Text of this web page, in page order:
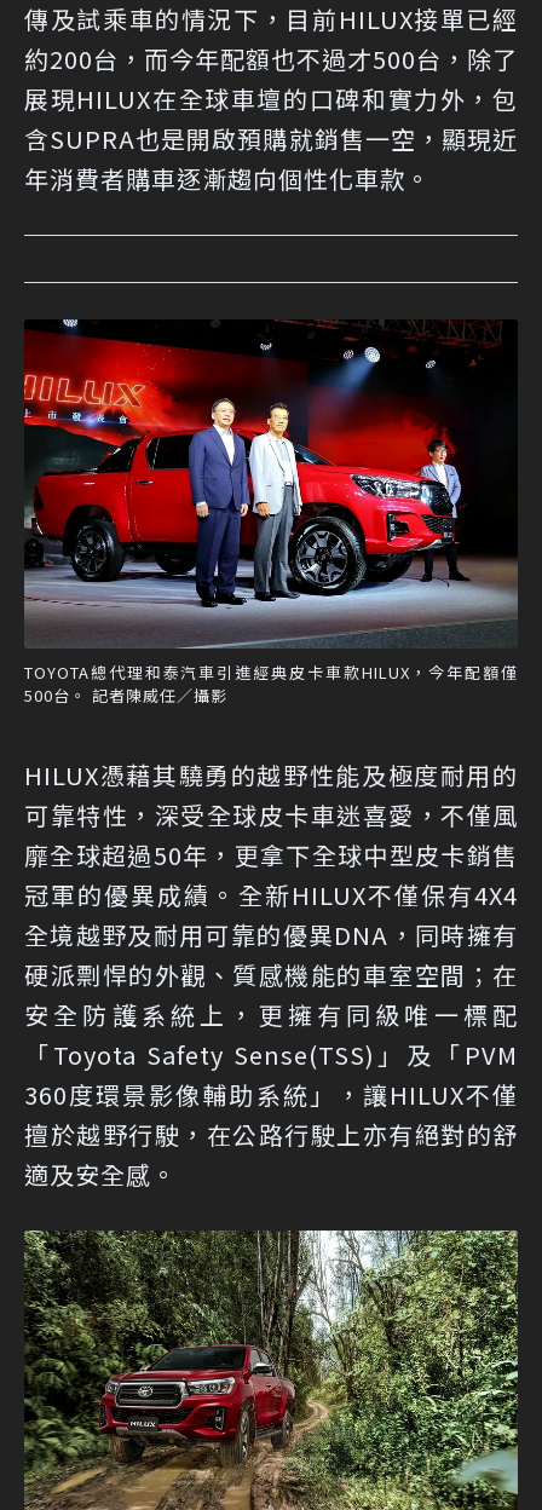
傳及試乘車的情況下，目前HILUX接單已經
約200台，而今年配額也不過才500台，除了
展現HILUX在全球車壇的口碑和實力外，包
含SUPRA也是開啟預購就銷售一空，顯現近
年消費者購車逐漸趨向個性化車款。
TOYOTA總代理和泰汽車引進經典皮卡車款HILUX，今年配額僅
500台。 記者陳威任／攝影
HILUX憑藉其驍勇的越野性能及極度耐用的
可靠特性，深受全球皮卡車迷喜愛，不僅風
靡全球超過50年，更拿下全球中型皮卡銷售
冠軍的優異成績。全新HILUX不僅保有4X4
全境越野及耐用可靠的優異DNA，同時擁有
硬派剽悍的外觀、質感機能的車室空間；在
安全防護系統上，更擁有同級唯一標配
「Toyota Safety Sense(TSS)」及「PVM
360度環景影像輔助系統」，讓HILUX不僅
擅於越野行駛，在公路行駛上亦有絕對的舒
適及安全感。